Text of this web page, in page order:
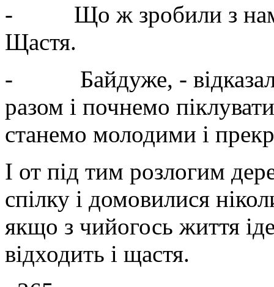
- Що ж зробили з нами
Щастя.
- Байдуже, -
разом і почнемо
станемо молодими і
І от під тим розлогим
спілку і домовилися
якщо з чийогось життя
відходить і щастя.